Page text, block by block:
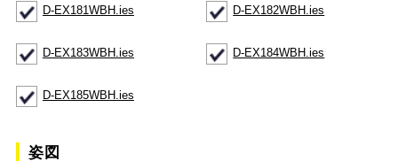
D-EX181WBH.ies D-EX182WBH.ies
D-EX183WBH.ies D-EX184WBH.ies
D-EX185WBH.ies
姿図